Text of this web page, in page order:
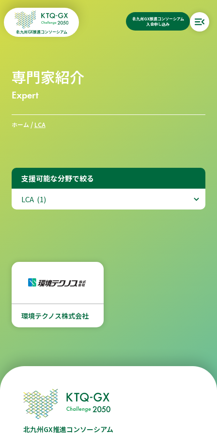
北九州GX推進コンソーシアム
北九州GX推進コンソーシアム
入会申し込み
専門家紹介
Expert
ホーム/ LCA
支援可能な分野で絞る
環境テクノス株式会社
北九州GX推進コンソーシアム